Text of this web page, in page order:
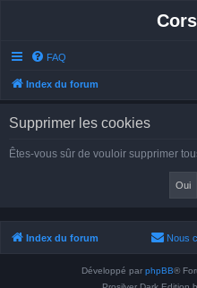
FAQ
Index du forum
Supprimer les cookies
Êtes-vous sûr de vouloir supprimer
Index du forum Nous
Développé par phpBB®